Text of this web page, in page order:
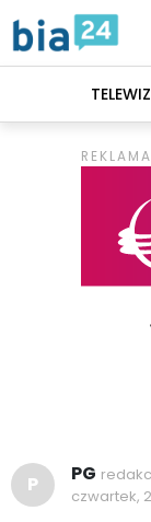
P PG
czwartek,